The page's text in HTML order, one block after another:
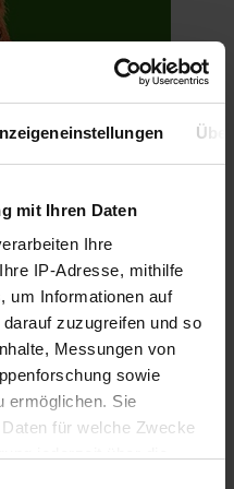
mit Ihren Daten
Ihre
IP-Adresse, mithilfe
um Informationen auf
zuzugreifen und so
Messungen von
sowie
ermöglichen. Sie
für welche Zwecke
startet am 7.
Austria" auf JOYN